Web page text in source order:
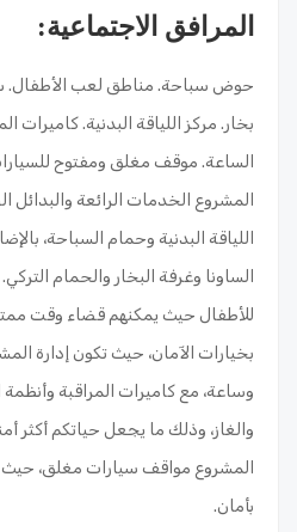
المرافق الاجتماعية:
حوض سباحة. مناطق لعب الأطفال.
بخار. مركز اللياقة البدنية. كاميرات
الساعة. موقف مغلق ومفتوح
المشروع الخدمات الرائعة والبدائل
اللياقة البدنية وحمام السباحة،
الساونا وغرفة البخار والحمام
للأطفال حيث يمكنهم قضاء وقت
وساعة، مع كاميرات المراقبة وأنظمة
والغاز، وذلك ما يجعل حياتكم أكثر
المشروع مواقف سيارات مغلق، حيث
بأمان.